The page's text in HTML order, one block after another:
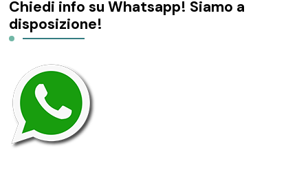
Chiedi info su Whatsapp! Siamo a
disposizione!